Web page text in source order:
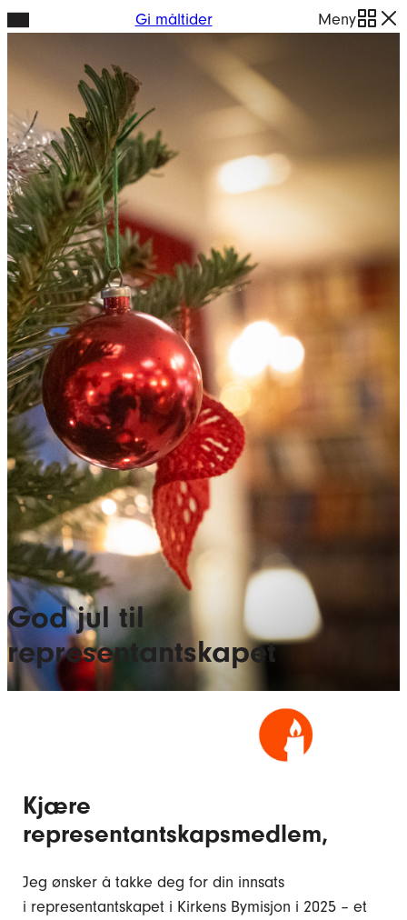
Hopp
innhold
Gi måltider Meny
God jul til
representantskapet
Kjære
representantskapsmedlem,
Jeg ønsker å takke deg for din innsats
i representantskapet i Kirkens Bymisjon i 2025 – et